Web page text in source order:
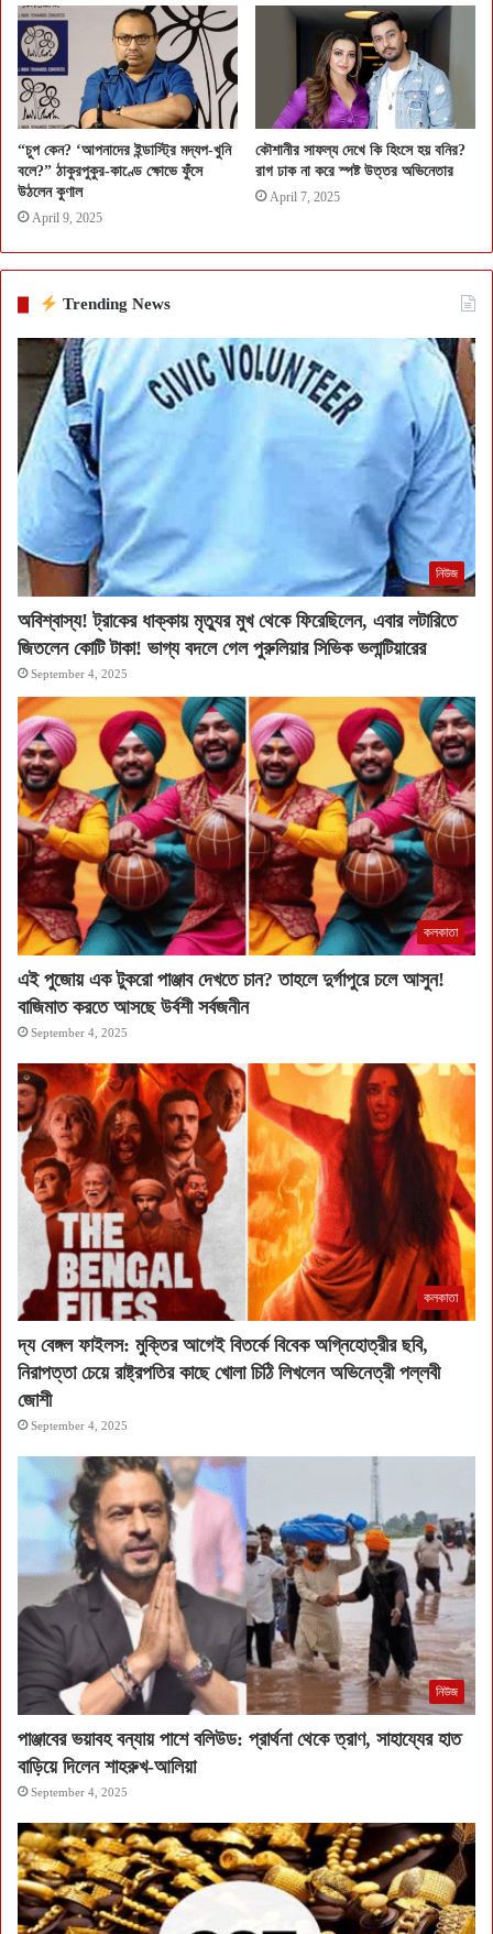
“চুপ কেন? ‘আপনাদের ইন্ডাস্ট্রি মদ্যপ-খুনি
বলে?” ঠাকুরপুকুর-কাণ্ডে ক্ষোভে ফুঁসে
উঠলেন কুণাল
April 9, 2025
কৌশানীর সাফল্য দেখে কি হিংসে হয় বনির?
রাগ ঢাক না করে স্পষ্ট উত্তর অভিনেতার
April 7, 2025
Trending News
নিউজ
অবিশ্বাস্য! ট্রাকের ধাক্কায় মৃত্যুর মুখ থেকে ফিরেছিলেন, এবার লটারিতে
জিতলেন কোটি টাকা! ভাগ্য বদলে গেল পুরুলিয়ার সিভিক ভলান্টিয়ারের
September 4, 2025
কলকাতা
এই পুজোয় এক টুকরো পাঞ্জাব দেখতে চান? তাহলে দুর্গাপুরে চলে আসুন!
বাজিমাত করতে আসছে উর্বশী সর্বজনীন
September 4, 2025
কলকাতা
দ্য বেঙ্গল ফাইলস: মুক্তির আগেই বিতর্কে বিবেক অগ্নিহোত্রীর ছবি,
নিরাপত্তা চেয়ে রাষ্ট্রপতির কাছে খোলা চিঠি লিখলেন অভিনেত্রী পল্লবী
জোশী
September 4, 2025
নিউজ
পাঞ্জাবের ভয়াবহ বন্যায় পাশে বলিউড: প্রার্থনা থেকে ত্রাণ, সাহায্যের হাত
বাড়িয়ে দিলেন শাহরুখ-আলিয়া
September 4, 2025